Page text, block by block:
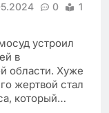
0
1
устроил
в
области. Хуже
жертвой стал
который…